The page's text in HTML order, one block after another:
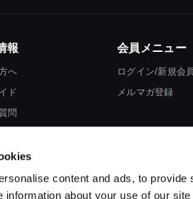
content and ads, to
information about your use of our
報
へ
ド
問
会員メニュー
ログイン/新規会
メルマガ登録